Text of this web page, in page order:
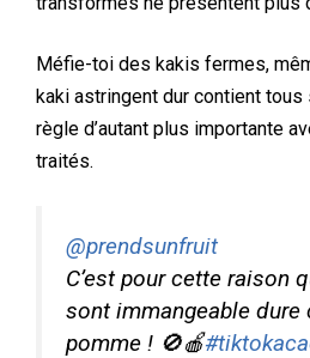
Méfie-toi des kakis fermes,
kaki astringent dur contient tous
règle d’autant plus importante
traités.
@prendsunfruit
C’est pour cette raison
sont immangeable dure
pomme ! 🚫🍎